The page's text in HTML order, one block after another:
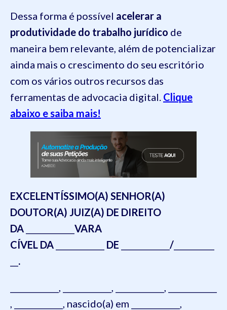
Dessa forma é possível acelerar a
produtividade do trabalho jurídico de
maneira bem relevante, além de potencializar
ainda mais o crescimento do seu escritório
com os vários outros recursos das
ferramentas de advocacia digital. Clique
abaixo e saiba mais!
EXCELENTÍSSIMO(A) SENHOR(A)
DOUTOR(A) JUIZ(A) DE DIREITO
DA
VARA
CÍVEL DA
DE /
.
, ____________, nascido(a) em ____________,